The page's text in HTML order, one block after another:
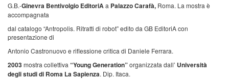
G.B.-Ginevra Bentivolgio EditoriAa Palazzo Carafà, Roma. La mostra è
accompagnata
dal catalogo “Antropolis. Ritratti di robot” edito da GB EditoriA con
presentazione di
Antonio Castronuovo e riflessione critica di Daniele Ferrara.
2003mostra collettiva “Young Generation”organizzata dall’ Università
degli studi di Roma La Sapienza. Dip. Itaca.